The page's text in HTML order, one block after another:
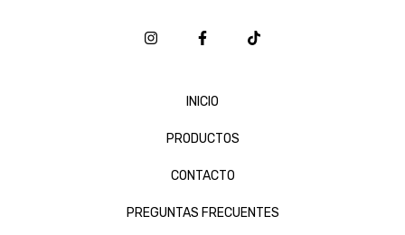
INICIO
PRODUCTOS
CONTACTO
PREGUNTAS FRECUENTES